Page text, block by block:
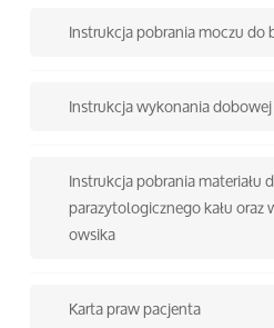
Instrukcja pobrania moczu
Instrukcja wykonania
Instrukcja pobrania materiału
parazytologicznego kału
owsika
Karta praw pacjenta